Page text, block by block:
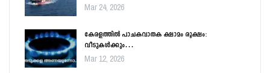
Mar 24, 2026
കേരളത്തിൽ പാചകവാതക ക്ഷാമം രൂക്ഷം:
വീടുകൾക്കും…
Mar 12, 2026